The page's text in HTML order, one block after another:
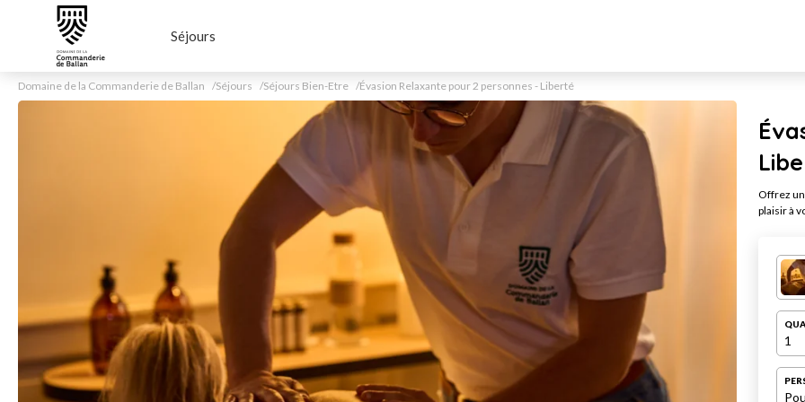
Séjours
Domaine de la Commanderie de Ballan Séjours Séjours Bien-Etre Évasion Relaxante pour 2 personnes - Liberté
Offrez
plaisir à
1